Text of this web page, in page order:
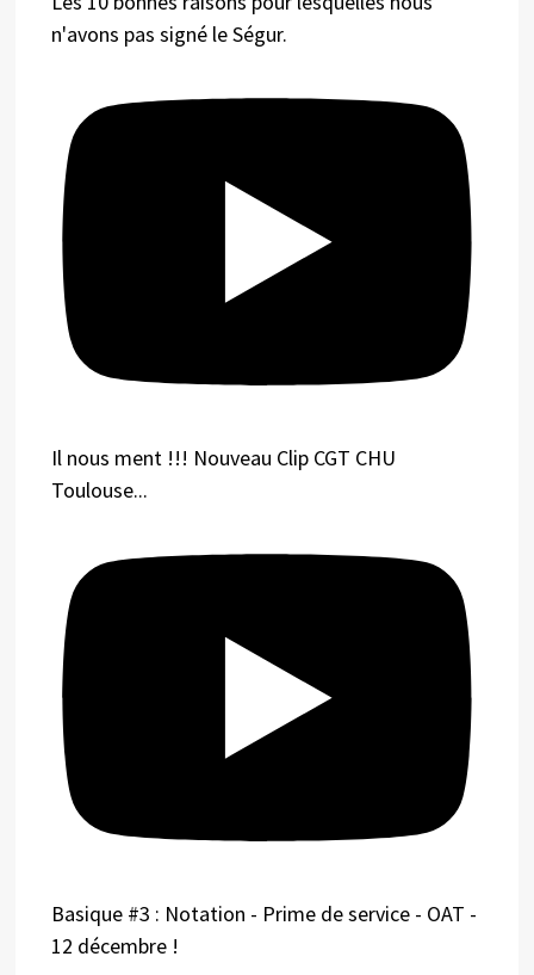
n'avons pas signé le Ségur.
Il nous ment !!! Nouveau Clip CGT CHU
Toulouse...
Basique #3 : Notation - Prime de service - OAT -
12 décembre !